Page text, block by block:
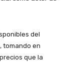
del
tomando en
que la